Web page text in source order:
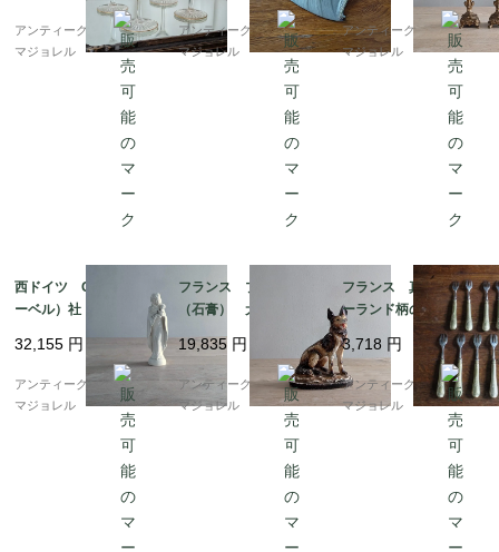
アンティークギャラリー
マジョレル
アンティークギャラリー
マジョレル
アンティークギャラリー
マジョレル
西ドイツ Goebel（ゲ
ーベル）社 フンメル人
像 7176
32,155 円
アンティークギャラリー
マジョレル
フランス プラスター
（石膏） 犬の置物 2
19,835 円
アンティークギャラリー
マジョレル
フランス 真鍮製 ガ
ーランド柄のデザート
フォーク 5846
3,718 円
アンティークギャラリー
マジョレル